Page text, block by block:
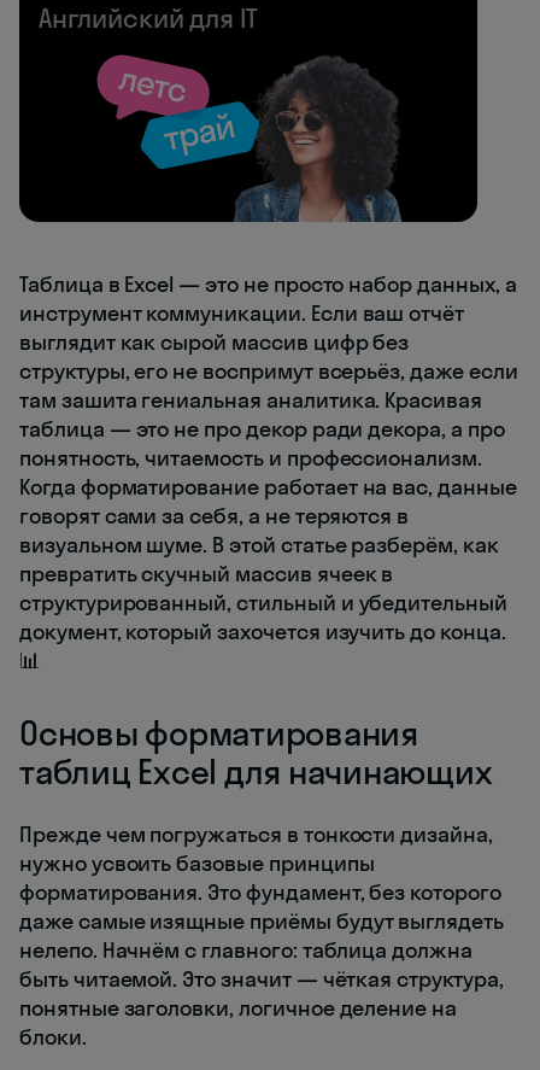
Английский для IT
Таблица в Excel — это не просто набор данных, а
инструмент коммуникации. Если ваш отчёт
выглядит как сырой массив цифр без
структуры, его не воспримут всерьёз, даже если
там зашита гениальная аналитика. Красивая
таблица — это не про декор ради декора, а про
понятность, читаемость и профессионализм.
Когда форматирование работает на вас, данные
говорят сами за себя, а не теряются в
визуальном шуме. В этой статье разберём, как
превратить скучный массив ячеек в
структурированный, стильный и убедительный
документ, который захочется изучить до конца.
📊
Основы форматирования
таблиц Excel для начинающих
Прежде чем погружаться в тонкости дизайна,
нужно усвоить базовые принципы
форматирования. Это фундамент, без которого
даже самые изящные приёмы будут выглядеть
нелепо. Начнём с главного: таблица должна
быть читаемой. Это значит — чёткая структура,
понятные заголовки, логичное деление на
блоки.